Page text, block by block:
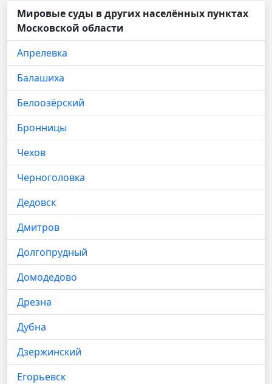
Мировые суды в других населённых пунктах
Московской области
Апрелевка
Балашиха
Белоозёрский
Бронницы
Чехов
Черноголовка
Дедовск
Дмитров
Долгопрудный
Домодедово
Дрезна
Дубна
Дзержинский
Егорьевск